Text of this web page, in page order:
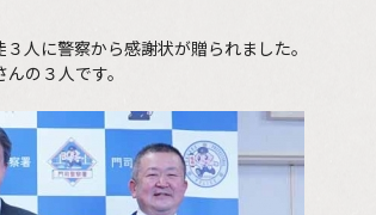
人に警察から感謝状が贈られました。
の３人です。